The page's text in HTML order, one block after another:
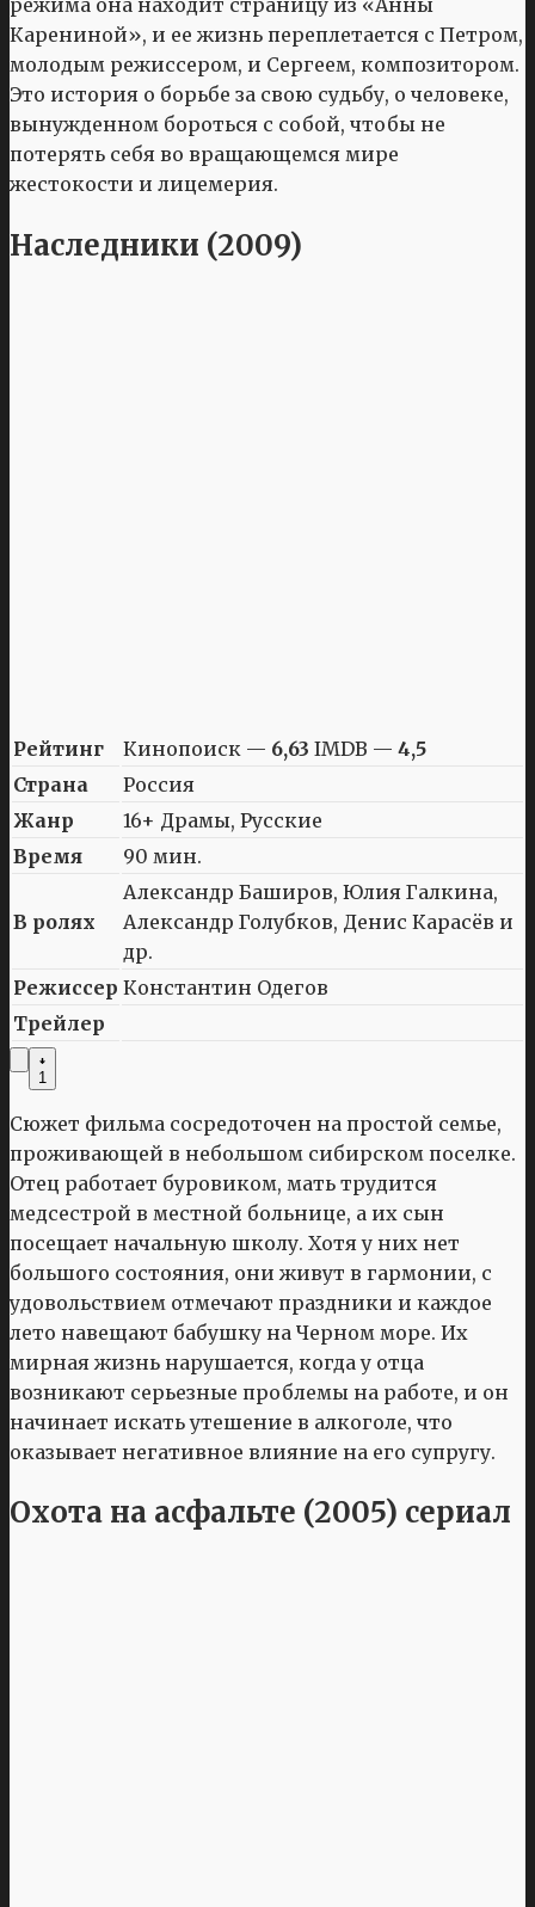
Карениной», и ее жизнь переплетается с Петром,
молодым режиссером, и Сергеем, композитором.
Это история о борьбе за свою судьбу, о человеке,
вынужденном бороться с собой, чтобы не
потерять себя во вращающемся мире
жестокости и лицемерия.
Наследники (2009)
Рейтинг Кинопоиск — 6,63 IMDB — 4,5
Страна
Россия
Жанр
16+ Драмы, Русские
Время
90 мин.
В ролях
Александр Баширов, Юлия Галкина,
Александр Голубков, Денис Карасёв и
др.
Режиссер Константин Одегов
Трейлер
1
Сюжет фильма сосредоточен на простой семье,
проживающей в небольшом сибирском поселке.
Отец работает буровиком, мать трудится
медсестрой в местной больнице, а их сын
посещает начальную школу. Хотя у них нет
большого состояния, они живут в гармонии, с
удовольствием отмечают праздники и каждое
лето навещают бабушку на Черном море. Их
мирная жизнь нарушается, когда у отца
возникают серьезные проблемы на работе, и он
начинает искать утешение в алкоголе, что
оказывает негативное влияние на его супругу.
Охота на асфальте (2005) сериал